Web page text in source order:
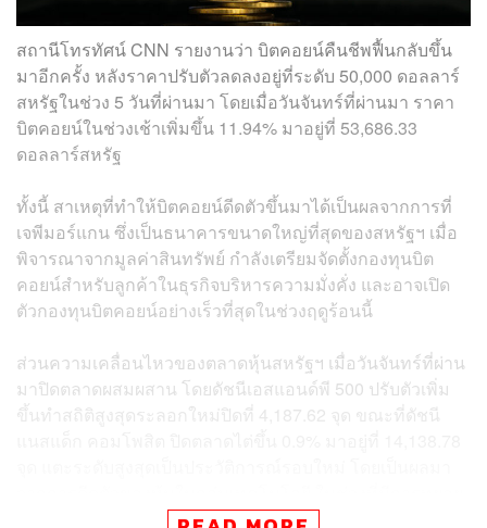
สถานีโทรทัศน์ CNN รายงานว่า บิตคอยน์คืนชีพฟื้นกลับขึ้น
มาอีกครั้ง หลังราคาปรับตัวลดลงอยู่ที่ระดับ 50,000 ดอลลาร์
สหรัฐในช่วง 5 วันที่ผ่านมา โดยเมื่อวันจันทร์ที่ผ่านมา ราคา
บิตคอยน์ในช่วงเช้าเพิ่มขึ้น 11.94% มาอยู่ที่ 53,686.33
ดอลลาร์สหรัฐ
ทั้งนี้ สาเหตุที่ทำให้บิตคอยน์ดีดตัวขึ้นมาได้เป็นผลจากการที่
เจพีมอร์แกน ซึ่งเป็นธนาคารขนาดใหญ่ที่สุดของสหรัฐฯ เมื่อ
พิจารณาจากมูลค่าสินทรัพย์ กำลังเตรียมจัดตั้งกองทุนบิต
คอยน์สำหรับลูกค้าในธุรกิจบริหารความมั่งคั่ง และอาจเปิด
ตัวกองทุนบิตคอยน์อย่างเร็วที่สุดในช่วงฤดูร้อนนี้
ส่วนความเคลื่อนไหวของตลาดหุ้นสหรัฐฯ เมื่อวันจันทร์ที่ผ่าน
มาปิดตลาดผสมผสาน โดยดัชนีเอสแอนด์พี 500 ปรับตัวเพิ่ม
ขึ้นทำสถิติสูงสุดระลอกใหม่ปิดที่ 4,187.62 จุด ขณะที่ดัชนี
เปิดเผยรายงานผลประกอบการรายไตรมาสของบริษัทยักษ์